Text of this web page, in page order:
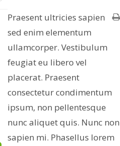
Praesent ultricies sapien
sed enim elementum
ullamcorper. Vestibulum
feugiat eu libero vel
placerat. Praesent
consectetur condimentum
ipsum, non pellentesque
nunc aliquet quis. Nunc non
sapien mi. Phasellus lorem